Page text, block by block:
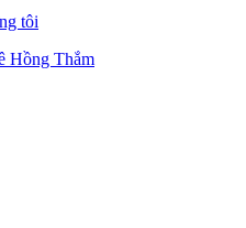
tôi
Hồng Thắm